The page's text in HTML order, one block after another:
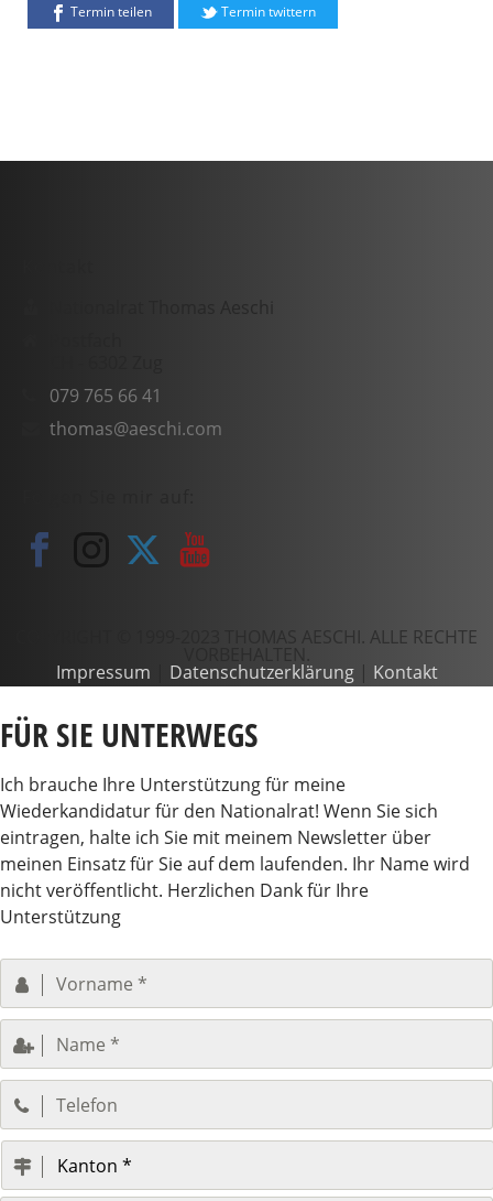
Termin teilen Termin twittern
Nationalrat Thomas Aeschi
079 765 66 41
thomas@aeschi.com
COPYRIGHT © 1999-2023 THOMAS AESCHI. ALLE RECHTE
Impressum Datenschutzerklärung| Kontakt
FÜR SIE UNTERWEGS
Ich brauche Ihre Unterstützung für meine
Wiederkandidatur für den Nationalrat! Wenn Sie sich
eintragen, halte ich Sie mit meinem Newsletter über
meinen Einsatz für Sie auf dem laufenden. Ihr Name wird
nicht veröffentlicht. Herzlichen Dank für Ihre
Unterstützung